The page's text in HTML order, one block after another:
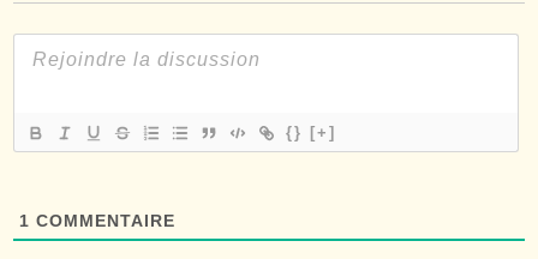
{} [+]
1 COMMENTAIRE